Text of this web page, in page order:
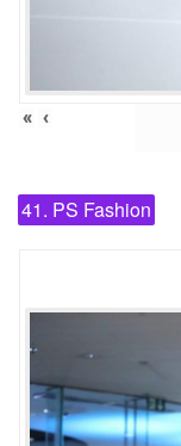
« ‹
41. PS Fashion